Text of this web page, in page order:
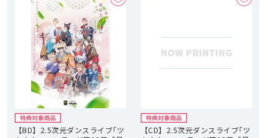
【BD】2.5次元ダンスライブ｢ツ
【CD】2.5次元ダンスライブ｢ツ